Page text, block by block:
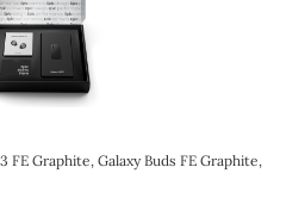
FE Graphite, Galaxy Buds FE Graphite,